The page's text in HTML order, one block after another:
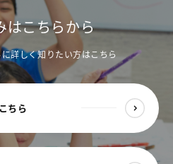
はこちらから
詳しく知りたい方はこちら
ちら